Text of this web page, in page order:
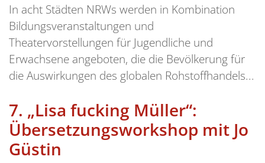
In acht Städten NRWs werden in Kombination
Bildungsveranstaltungen und
Theatervorstellungen für Jugendliche und
Erwachsene angeboten, die die Bevölkerung für
die Auswirkungen des globalen Rohstoffhandels...
7. „Lisa fucking Müller“:
Übersetzungsworkshop mit Jo
Güstin